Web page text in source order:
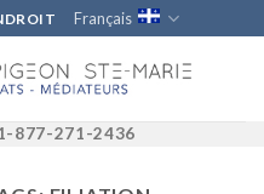
Français
877-271-2436